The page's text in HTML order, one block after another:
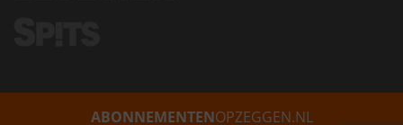
ABONNEMENTENOPZEGGEN.NL